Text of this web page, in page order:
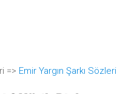
=> Emir Yargın Şarkı Sözleri